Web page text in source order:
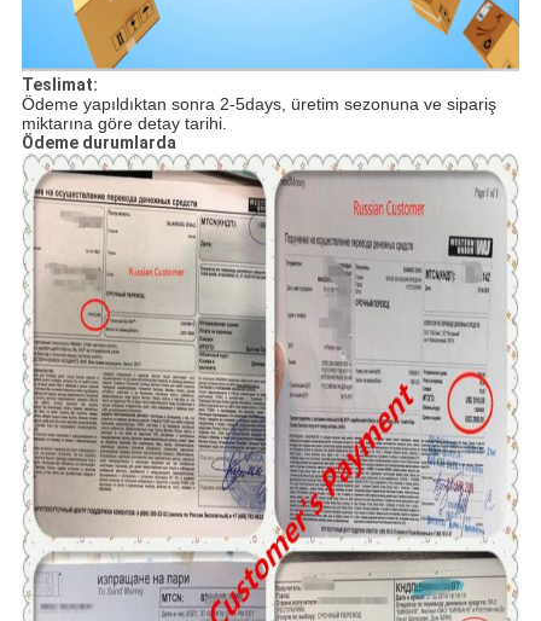
Teslimat:
Ödeme yapıldıktan sonra 2-5days, üretim sezonuna ve sipariş
miktarına göre detay tarihi.
Ödeme durumlarda